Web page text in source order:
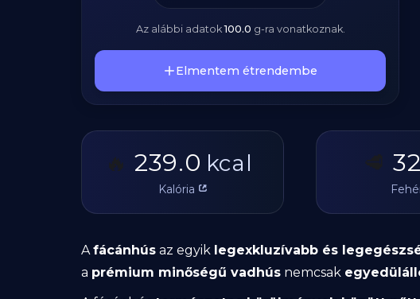
Az alábbi adatok100.0 g-ra vonatkoznak.
Elmentem étrendembe
🔥 239.0 kcal
Kalória
🥩
A fácánhús az egyik legexkluzívabb és
a prémium minőségű vadhús nemcsak